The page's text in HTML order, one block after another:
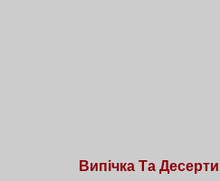
Випічка Та Десерти